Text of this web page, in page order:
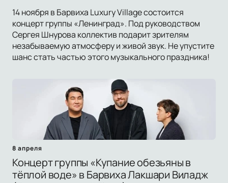
14 ноября в Барвиха Luxury Village состоится
концерт группы «Ленинград». Под руководством
Сергея Шнурова коллектив подарит зрителям
незабываемую атмосферу и живой звук. Не упустите
шанс стать частью этого музыкального праздника!
8 апреля
Концерт группы «Купание обезьяны в
тёплой воде» в Барвиха Лакшари Виладж